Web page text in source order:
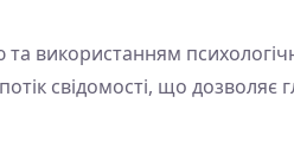
використанням
свідомості, що